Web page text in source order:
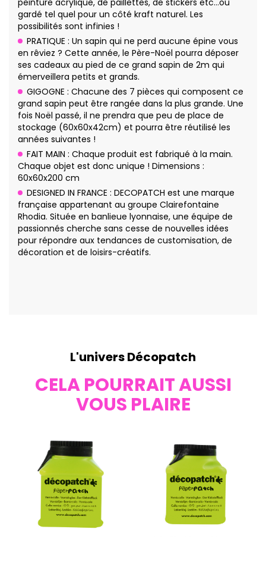
peinture acrylique, de paillettes, de stickers etc…ou
gardé tel quel pour un côté kraft naturel. Les
possibilités sont infinies !
PRATIQUE : Un sapin qui ne perd aucune épine vous
en rêviez ? Cette année, le Père-Noël pourra déposer
ses cadeaux au pied de ce grand sapin de 2m qui
émerveillera petits et grands.
GIGOGNE : Chacune des 7 pièces qui composent ce
grand sapin peut être rangée dans la plus grande. Une
fois Noël passé, il ne prendra que peu de place de
stockage (60x60x42cm) et pourra être réutilisé les
années suivantes !
FAIT MAIN : Chaque produit est fabriqué à la main.
Chaque objet est donc unique ! Dimensions :
60x60x200 cm
DESIGNED IN FRANCE : DECOPATCH est une marque
française appartenant au groupe Clairefontaine
Rhodia. Située en banlieue lyonnaise, une équipe de
passionnés cherche sans cesse de nouvelles idées
pour répondre aux tendances de customisation, de
décoration et de loisirs-créatifs.
L'univers Décopatch
CELA POURRAIT AUSSI
VOUS PLAIRE